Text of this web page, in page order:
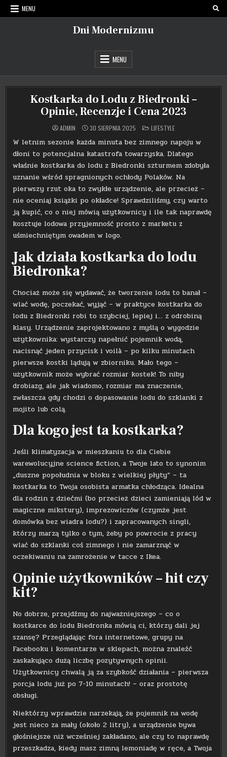
Skip
to
MENU
Dni Modernizmu
MENU
Kostkarka do Lodu z Biedronki –
Opinie, Recenzje i Cena 2023
ADMIN 30 SIERPNIA 2025 POSTED
IN
LIFESTYLE
W letnim sezonie każda minuta bez zimnego napoju w
dłoni to potencjalna katastrofa towarzyska. Dlatego
właśnie kostkarka do lodu z Biedronki szturmem zdobyła
uznanie wśród spragnionych ochłody Polaków. Na
pierwszy rzut oka to zwykłe urządzenie, ale przecież –
nie oceniaj książki po okładce! Sprawdziliśmy, czy warto
ją kupić, co o niej mówią użytkownicy i ile tak naprawdę
kosztuje lodowa przyjemność prosto z marketu z
uśmiechniętym owadem w logo.
Jak działa kostkarka do lodu
Biedronka?
Chociaż może się wydawać, że tworzenie lodu to banał –
wlać wodę, poczekać, wyjąć – w praktyce kostkarka do
lodu z Biedronki robi to szybciej, lepiej i… z odrobiną
klasy. Urządzenie zaprojektowano z myślą o wygodzie
użytkownika: wystarczy napełnić pojemnik wodą,
nacisnąć jeden przycisk i voilà – po kilku minutach
pierwsze kostki lądują w zbiorniku. Mało tego –
użytkownik może wybrać rozmiar kostek! To niby
drobiazg, ale jak wiadomo, rozmiar ma znaczenie,
zwłaszcza gdy chodzi o dopasowanie lodu do szklanki z
mojito lub colą.
Dla kogo jest ta kostkarka?
Jeśli klimatyzacja w mieszkaniu to dla Ciebie
warewolucyjne science fiction, a Twoje lato to synonim
„duszne popołudnia w bloku z wielkiej płyty” – ta
kostkarka to Twoja osobista armatka chłodząca. Idealna
dla rodzin z dziećmi (bo przecież dzieci zamieniają lód w
magiczne mikstury), imprezowiczów (czymże jest
domówka bez wiadra lodu?) i zapracowanych singli,
którzy marzą tylko o tym, żeby po powrocie z pracy
wlać do szklanki coś zimnego i nie zamarznąć w
oczekiwaniu na zamrożenie w tacce z Ikea.
Opinie użytkowników – hit czy
kit?
No dobrze, przejdźmy do najważniejszego – co o
kostkarce do lodu Biedronka mówią ci, którzy dali jej
szansę? Przeglądając fora internetowe, grupy na
Facebooku i komentarze w sklepach, można znaleźć
zaskakująco dużą liczbę pozytywnych opinii.
Użytkownicy chwalą ją za szybkość działania – pierwsza
porcja lodu już po 7-10 minutach! – oraz prostotę
obsługi.
Niektórzy wprawdzie narzekają, że pojemnik na wodę
jest nieco za mały (około 2 litry), a urządzenie bywa
głośniejsze niż wcześniej zakładano, ale czy to naprawdę
przeszkadza, kiedy masz zimną lemoniadę w ręce, a Twoja